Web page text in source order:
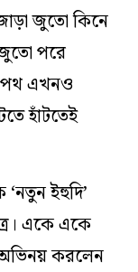
জুতো কিনে
জুতো পরে
পথ এখনও
হাঁটতেই
‘নতুন ইহুদি’
একে একে
অভিনয় করলেন